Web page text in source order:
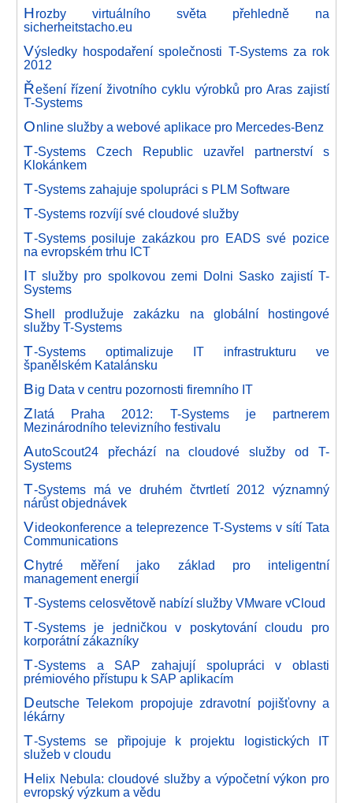
Hrozby virtuálního světa přehledně na
sicherheitstacho.eu
Výsledky hospodaření společnosti T-Systems za rok
2012
Řešení řízení životního cyklu výrobků pro Aras zajistí
T-Systems
Online služby a webové aplikace pro Mercedes-Benz
T-Systems Czech Republic uzavřel partnerství s
Klokánkem
T-Systems zahajuje spolupráci s PLM Software
T-Systems rozvíjí své cloudové služby
T-Systems posiluje zakázkou pro EADS své pozice
na evropském trhu ICT
IT služby pro spolkovou zemi Dolni Sasko zajistí T-
Systems
Shell prodlužuje zakázku na globální hostingové
služby T-Systems
T-Systems optimalizuje IT infrastrukturu ve
španělském Katalánsku
Big Data v centru pozornosti firemního IT
Zlatá Praha 2012: T-Systems je partnerem
Mezinárodního televizního festivalu
AutoScout24 přechází na cloudové služby od T-
Systems
T-Systems má ve druhém čtvrtletí 2012 významný
nárůst objednávek
Videokonference a teleprezence T-Systems v sítí Tata
Communications
Chytré měření jako základ pro inteligentní
management energií
T-Systems celosvětově nabízí služby VMware vCloud
T-Systems je jedničkou v poskytování cloudu pro
korporátní zákazníky
T-Systems a SAP zahajují spolupráci v oblasti
prémiového přístupu k SAP aplikacím
Deutsche Telekom propojuje zdravotní pojišťovny a
lékárny
T-Systems se připojuje k projektu logistických IT
služeb v cloudu
Helix Nebula: cloudové služby a výpočetní výkon pro
evropský výzkum a vědu